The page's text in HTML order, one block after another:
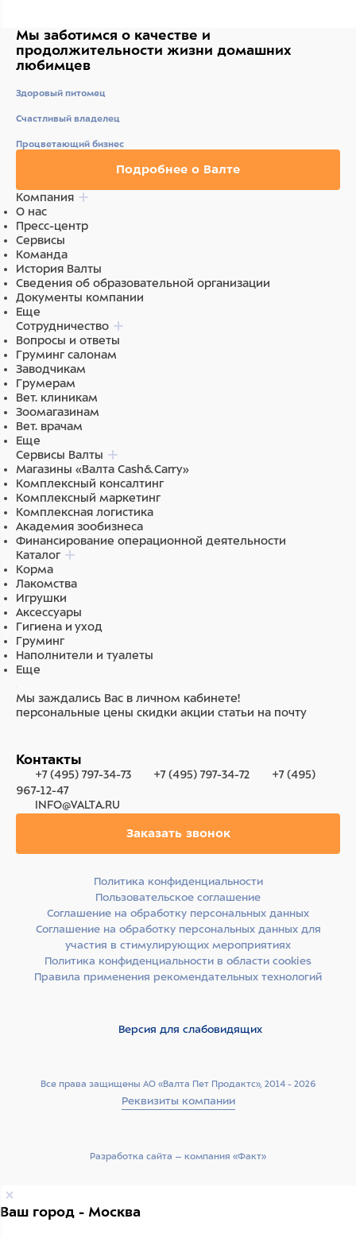
Мы заботимся о качестве и
продолжительности жизни домашних
любимцев
Здоровый питомец
Счастливый владелец
Процветающий бизнес
Подробнее о Валте
Компания
О нас
Пресс-центр
Сервисы
Команда
История Валты
Сведения об образовательной организации
Документы компании
Еще
Сотрудничество
Вопросы и ответы
Груминг салонам
Заводчикам
Грумерам
Вет. клиникам
Зоомагазинам
Вет. врачам
Еще
Сервисы Валты
Магазины «Валта Cash&Carry»
Комплексный консалтинг
Комплексный маркетинг
Комплексная логистика
Академия зообизнеса
Финансирование операционной деятельности
Каталог
Корма
Лакомства
Игрушки
Аксессуары
Гигиена и уход
Груминг
Наполнители и туалеты
Еще
Мы заждались Вас в личном кабинете!
персональные цены скидки акции статьи на почту
Контакты
+7 (495) 797-34-73 +7 (495) 797-34-72
+7 (495)
967-12-47
INFO@VALTA.RU
Заказать звонок
Все права защищены АО «Валта Пет Продактс», 2014 - 2026
Реквизиты компании
Политика конфиденциальности
Пользовательское соглашение
Соглашение на обработку персональных данных
Соглашение на обработку персональных данных для
участия в стимулирующих мероприятиях
Политика конфиденциальности в области cookies
Правила применения рекомендательных технологий
Версия для слабовидящих
Разработка сайта –­ компания «Факт»
Ваш город - Москва